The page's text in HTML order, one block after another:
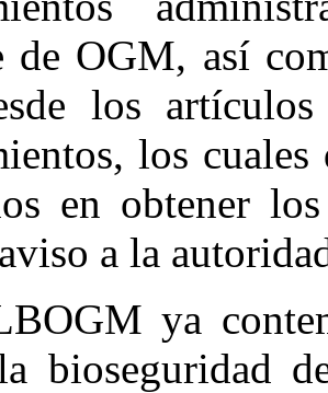
de OGM, así
los
los
en obtener
a la
ya
bioseguridad